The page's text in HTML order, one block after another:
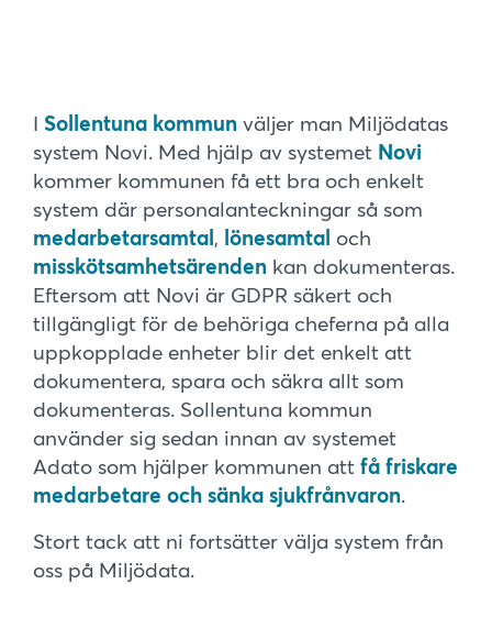
Sollentuna kommun väljer man Miljödatas
system Novi. Med hjälp av systemet Novi
kommer kommunen få ett bra och enkelt
system där personalanteckningar så som
medarbetarsamtal , lönesamtal och
misskötsamhetsärenden kan dokumenteras.
Eftersom att Novi är GDPR säkert och
tillgängligt för de behöriga cheferna på alla
uppkopplade enheter blir det enkelt att
dokumentera, spara och säkra allt som
dokumenteras. Sollentuna kommun
använder sig sedan innan av systemet
Adato som hjälper kommunen att få friskare
medarbetare och sänka sjukfrånvaron.
Stort tack att ni fortsätter välja system från
oss på Miljödata.